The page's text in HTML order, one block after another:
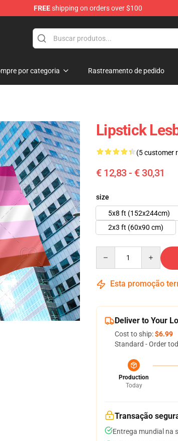
FREEshipping on orders over $100
por categoria Rastreamento de pedido
Lipstick
(5 customer
€ 12,83 - € 30,31
size
5x8 ft (152x244cm)
2x3 ft (60x90 cm)
Esta promoção
Deliver to Your
Cost to ship:$6.99
Standard - Order
Production
Today
Transação
Entrega mundial na